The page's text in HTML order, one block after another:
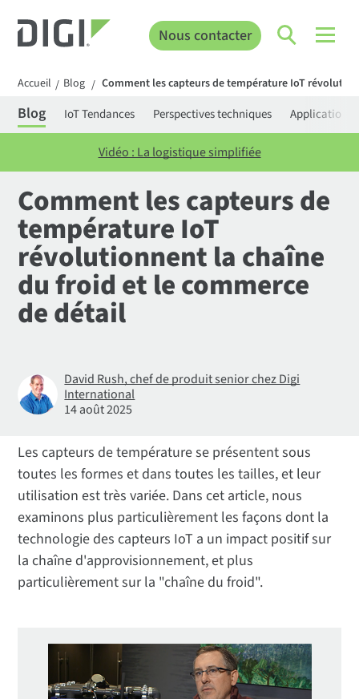
Nous contacter
Accueil / Blog / Comment les capteurs de température IoT
Blog IoT Tendances Perspectives techniques Applications
Vidéo : La logistique simplifiée
Comment les capteurs de
température IoT
révolutionnent la chaîne
du froid et le commerce
de détail
David Rush, chef de produit senior chez Digi
International
14 août 2025
Les capteurs de température se présentent sous
toutes les formes et dans toutes les tailles, et leur
utilisation est très variée. Dans cet article, nous
examinons plus particulièrement les façons dont la
technologie des capteurs IoT a un impact positif sur
la chaîne d'approvisionnement, et plus
particulièrement sur la "chaîne du froid".